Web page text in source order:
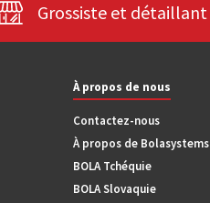
Grossiste et détaillant
À propos de nous
Contactez-nous
À propos de Bolasystems
BOLA Tchéquie
BOLA Slovaquie